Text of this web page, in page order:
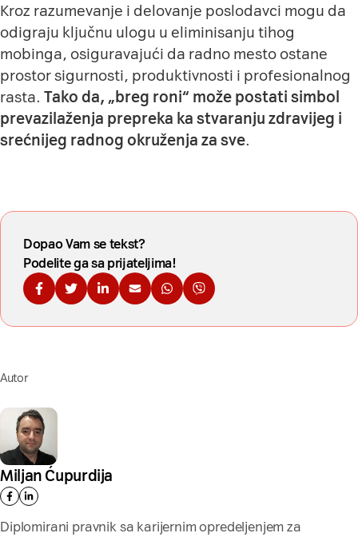
Kroz razumevanje i delovanje poslodavci mogu da
odigraju ključnu ulogu u eliminisanju tihog
mobinga, osiguravajući da radno mesto ostane
prostor sigurnosti, produktivnosti i profesionalnog
rasta. Tako da, „breg roni“ može postati simbol
prevazilaženja prepreka ka stvaranju zdravijeg i
srećnijeg radnog okruženja za sve.
Dopao Vam se tekst?
Podelite ga sa prijateljima!
Podelite na Fejsbuku
Podelite na Tviteru
Podelite na Linkdinu
Podelite na imejl
Podelite na WhatsApp
Podelite na Viberu
Autor
Miljan Ćupurdija
Diplomirani pravnik sa karijernim opredeljenjem za